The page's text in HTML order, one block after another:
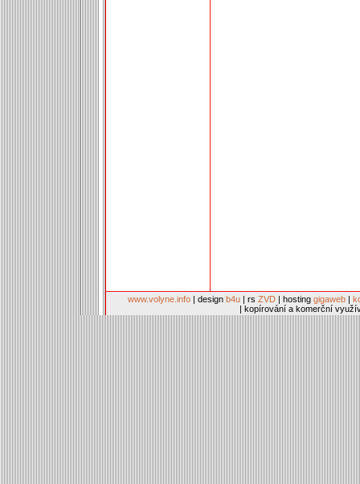
www.volyne.info | design b4u | rs ZVD | hosting gigaweb |
| kopírování a komerční